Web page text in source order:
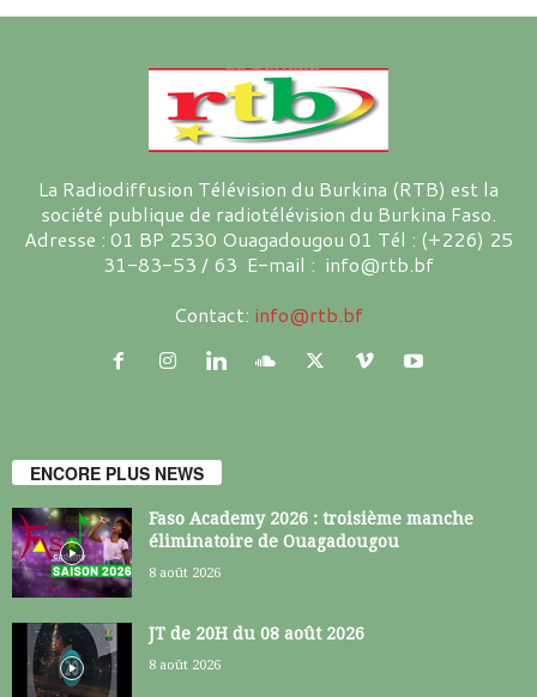
La Radiodiffusion Télévision du Burkina (RTB) est la
société publique de radiotélévision du Burkina Faso.
Adresse : 01 BP 2530 Ouagadougou 01 Tél : (+226) 25
31-83-53 / 63 E-mail : info@rtb.bf
Contact: info@rtb.bf
ENCORE PLUS NEWS
Faso Academy 2026 : troisième manche
éliminatoire de Ouagadougou
8 août 2026
JT de 20H du 08 août 2026
8 août 2026